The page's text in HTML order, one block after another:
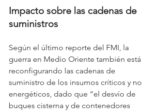
Impacto sobre las cadenas de
suministros
Según el último reporte del FMI, la
guerra en Medio Oriente también está
reconfigurando las cadenas de
suministro de los insumos críticos y no
energéticos, dado que “el desvío de
buques cisterna y de contenedores